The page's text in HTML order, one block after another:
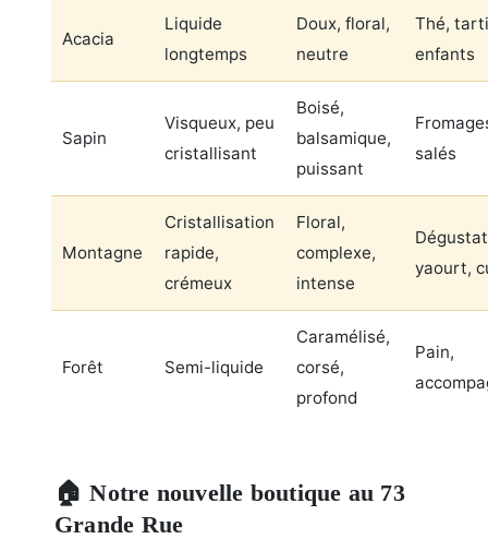
Acacia
Liquide
longtemps
Doux, floral,
neutre
Thé,
enfants
Sapin
Visqueux, peu
cristallisant
Boisé,
balsamique,
puissant
salés
Montagne
Cristallisation
rapide,
crémeux
Floral,
complexe,
intense
yaourt,
Forêt Semi-liquide
Caramélisé,
corsé,
profond
Pain,
🏠 Notre nouvelle boutique au 73
Grande Rue